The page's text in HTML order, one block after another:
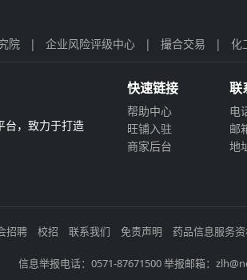
院 | 企业风险评级中心 | 撮合交易 | 化
台，致力于打造
快速链接
帮助中心
旺铺入驻
商家后台
联
电
邮
地
招聘 校招 联系我们 免责声明 药品信息服务
信息举报电话：0571-87671500 举报邮箱：